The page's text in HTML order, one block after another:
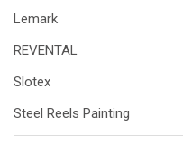
Lemark
REVENTAL
Slotex
Steel Reels Painting